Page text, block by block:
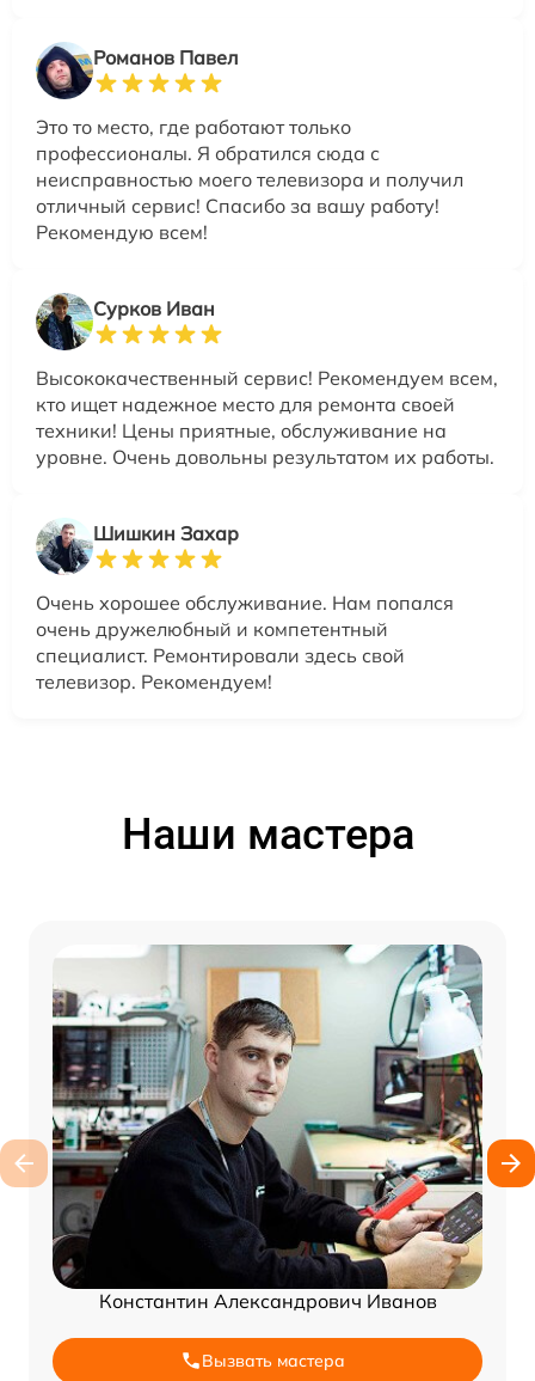
Романов Павел
Это то место, где работают только
профессионалы. Я обратился сюда с
неисправностью моего телевизора и получил
отличный сервис! Спасибо за вашу работу!
Рекомендую всем!
Сурков Иван
Высококачественный сервис! Рекомендуем всем,
кто ищет надежное место для ремонта своей
техники! Цены приятные, обслуживание на
уровне. Очень довольны результатом их работы.
Шишкин Захар
Очень хорошее обслуживание. Нам попался
очень дружелюбный и компетентный
специалист. Ремонтировали здесь свой
телевизор. Рекомендуем!
Наши мастера
Константин Александрович Иванов
Вызвать мастера